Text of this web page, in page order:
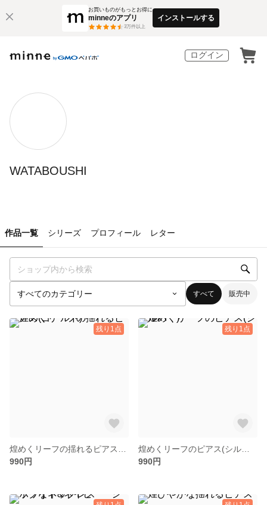
お買いものがもっとお得に
minneのアプリ
3万件以上
インストールする
ログイン
WATABOUSHI
作品一覧 シリーズ プロフィール レター
すべて 販売中
残り1点
990円
残り1点
990円